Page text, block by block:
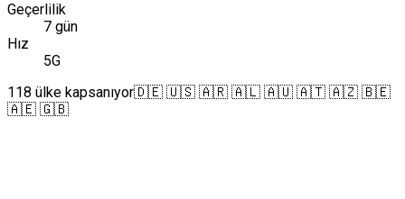
Geçerlilik
7 gün
Hız
5G
118 ülke kapsanıyor🇩🇪 🇺🇸 🇦🇷 🇦🇱 🇦🇺 🇦🇹 🇦🇿 🇧🇪
🇦🇪 🇬🇧